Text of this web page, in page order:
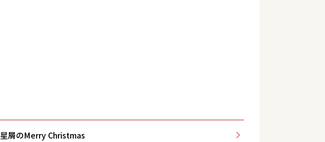
星屑のMerry Christmas